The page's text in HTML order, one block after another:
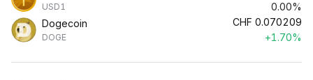
USD1
0.00%
Dogecoin
DOGE
CHF 0.070209
+1.70%